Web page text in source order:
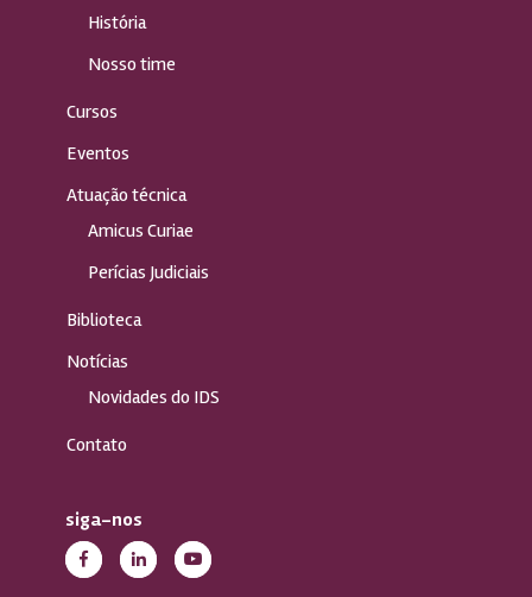
História
Nosso time
Cursos
Eventos
Atuação técnica
Amicus Curiae
Perícias Judiciais
Biblioteca
Notícias
Novidades do IDS
Contato
siga-nos